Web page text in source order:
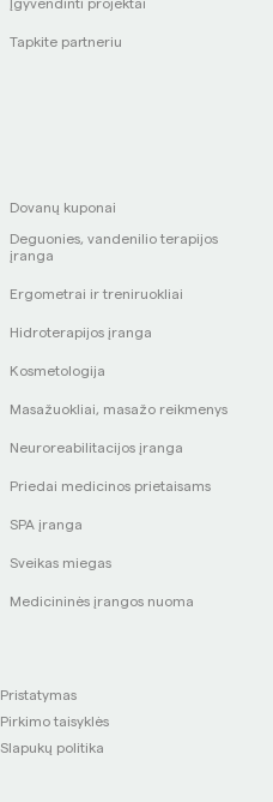
Įgyvendinti projektai
Tapkite partneriu
Dovanų kuponai
Deguonies, vandenilio terapijos
įranga
Ergometrai ir treniruokliai
Hidroterapijos įranga
Kosmetologija
Masažuokliai, masažo reikmenys
Neuroreabilitacijos įranga
Priedai medicinos prietaisams
SPA įranga
Sveikas miegas
Medicininės įrangos nuoma
Pristatymas
Pirkimo taisyklės
Slapukų politika